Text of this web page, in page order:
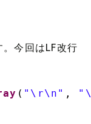
今回はLF改行
( "\r\n" ,